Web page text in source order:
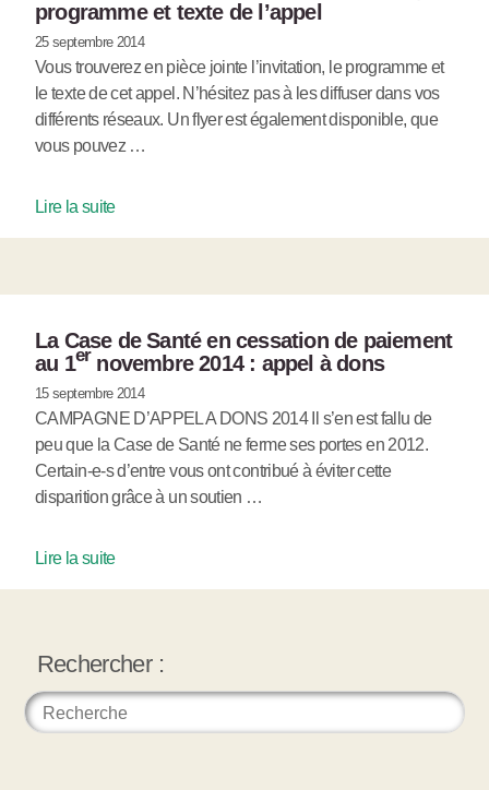
programme et texte de l’appel
25 septembre 2014
Vous trouverez en pièce jointe l’invitation, le programme et
le texte de cet appel. N’hésitez pas à les diffuser dans vos
différents réseaux. Un flyer est également disponible, que
vous pouvez …
Lire la suite
La Case de Santé en cessation de paiement
au 1er novembre 2014 : appel à dons
15 septembre 2014
CAMPAGNE D’APPEL A DONS 2014 Il s’en est fallu de
peu que la Case de Santé ne ferme ses portes en 2012.
Certain-e-s d’entre vous ont contribué à éviter cette
disparition grâce à un soutien …
Lire la suite
Rechercher :